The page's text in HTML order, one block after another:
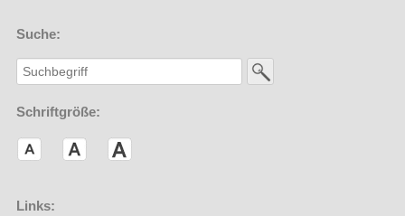
Suche:
Schriftgröße:
Links: